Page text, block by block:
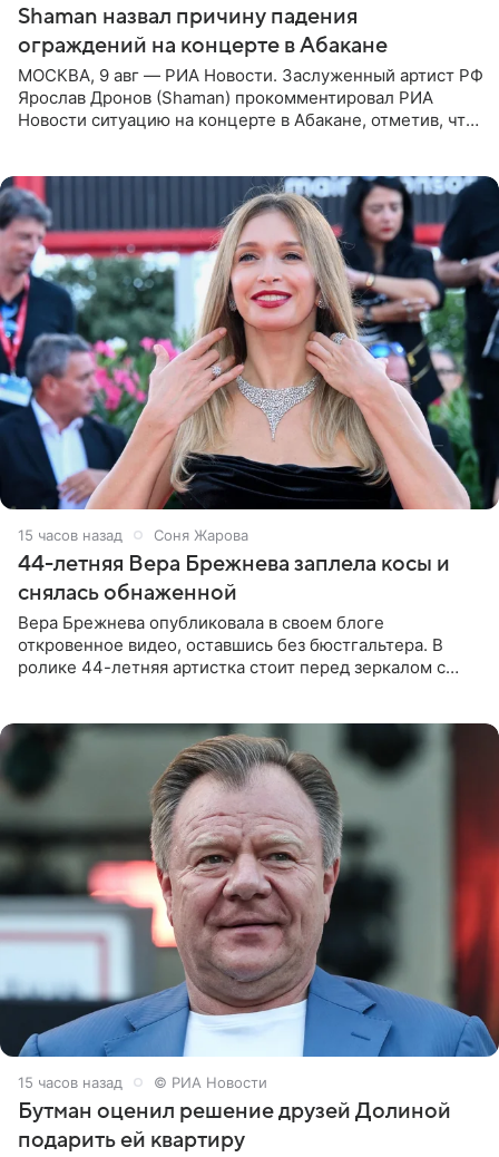
Shaman назвал причину падения
ограждений на концерте в Абакане
МОСКВА, 9 авг — РИА Новости. Заслуженный артист РФ
Ярослав Дронов (Shaman) прокомментировал РИА
Новости ситуацию на концерте в Абакане, отметив, что
15 часов назад Соня Жарова
44-летняя Вера Брежнева заплела косы и
снялась обнаженной
Вера Брежнева опубликовала в своем блоге
откровенное видео, оставшись без бюстгальтера. В
ролике 44-летняя артистка стоит перед зеркалом с
15 часов назад © РИА Новости
Бутман оценил решение друзей Долиной
подарить ей квартиру